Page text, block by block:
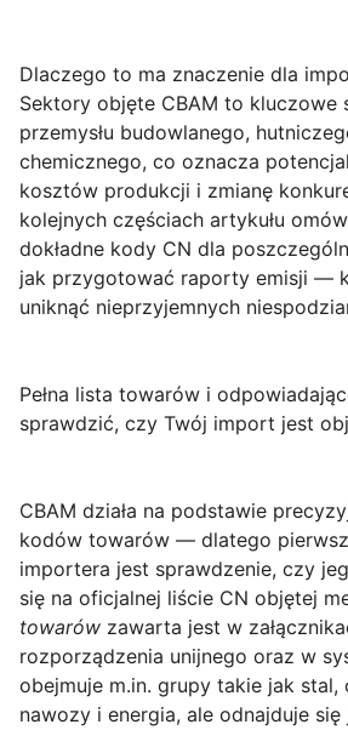
Dlaczego to ma znaczenie dla
Sektory objęte CBAM to kluczowe
przemysłu budowlanego,
chemicznego, co oznacza
kosztów produkcji i zmianę
kolejnych częściach artykułu
dokładne kody CN dla
jak przygotować raporty emisji —
uniknąć nieprzyjemnych
Pełna lista towarów i
sprawdzić, czy Twój import jest
CBAM działa na podstawie
kodów towarów — dlatego
importera jest sprawdzenie, czy
się na oficjalnej liście CN objętej
towarów zawarta jest w
rozporządzenia unijnego oraz w
obejmuje m.in. grupy takie jak stal,
nawozy i energia, ale odnajduje